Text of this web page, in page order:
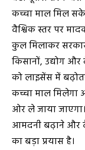
कच्चा माल मिल
वैश्विक स्तर पर
कुल मिलाकर
किसानों, उद्योग
को लाइसेंस में
कच्चा माल मिलेगा
ओर ले जाया
आमदनी बढ़ाने और
का बड़ा प्रयास है।